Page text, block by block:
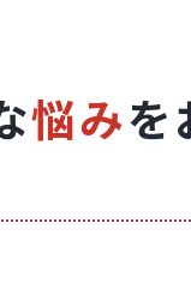
悩みを